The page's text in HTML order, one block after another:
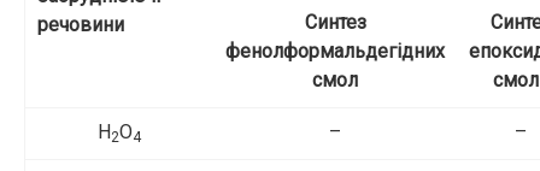
речовини
Синтез
фенолформальдегідних
смол
Н2О4 – –